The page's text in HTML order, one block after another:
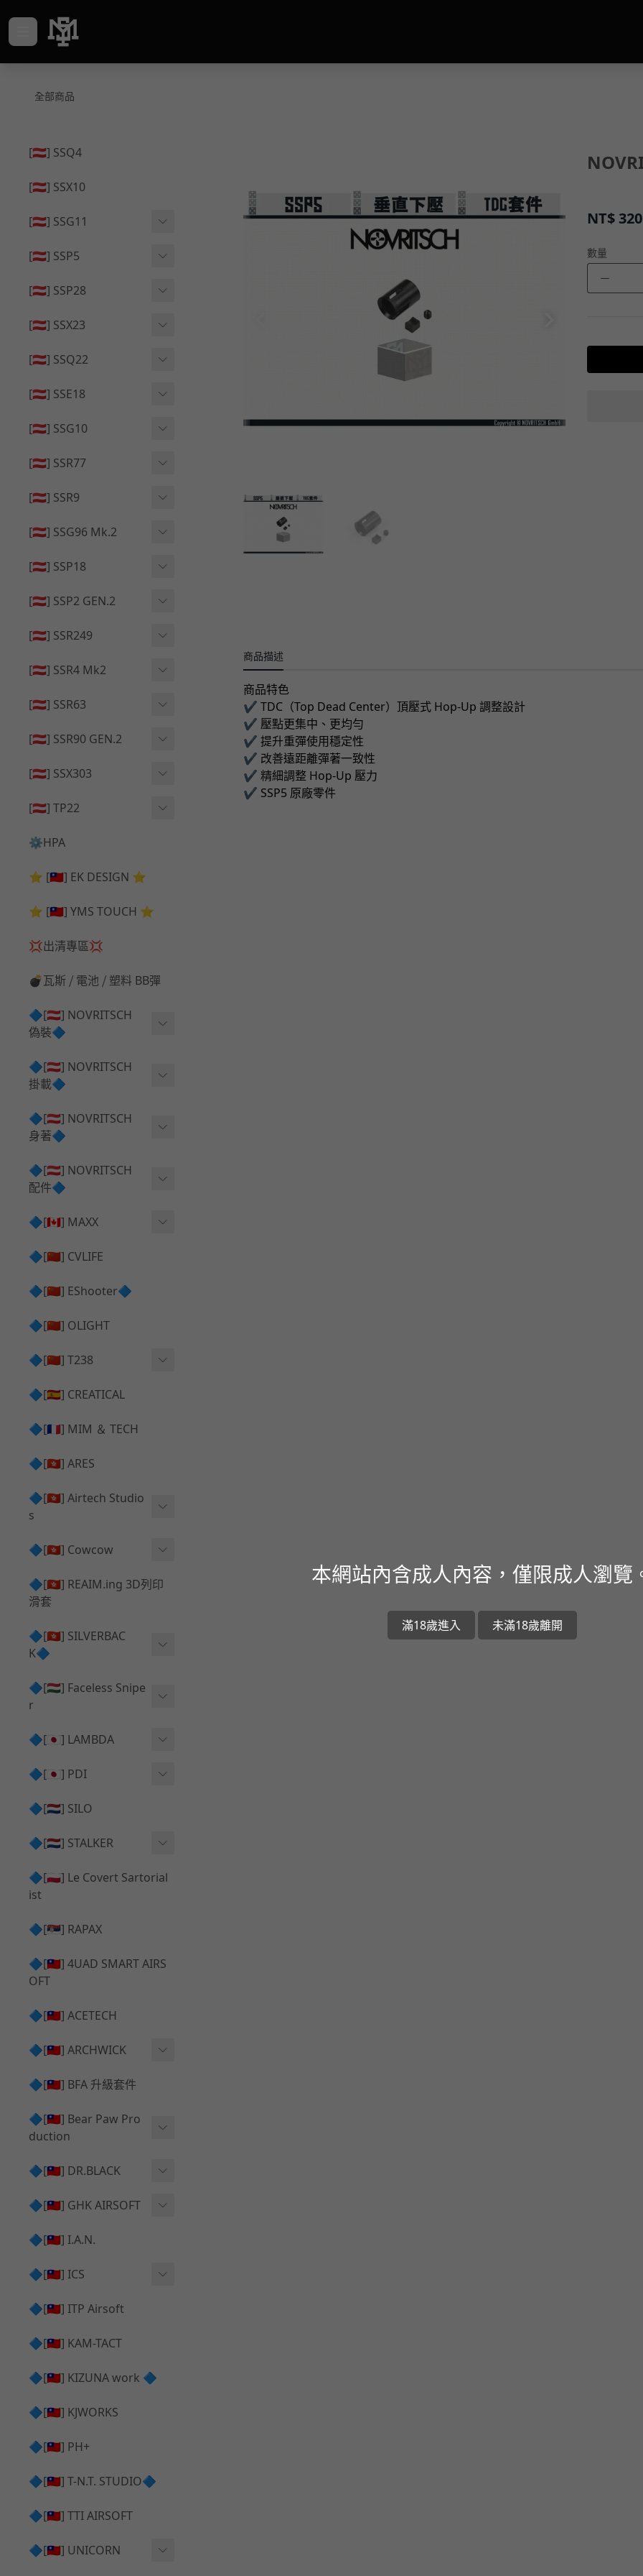
全部商品
[🇦🇹] SSQ4
[🇦🇹] SSX10
[🇦🇹] SSG11
🔄 原廠 ⧸ 零件
[🇦🇹] SSP5
🔄 原廠 ⧸ 零件
[🇦🇹] SSP28
🔄 原廠 ⧸ 零件
[🇦🇹] SSX23
🟦 主體 ⧸ 彈匣
[🇦🇹] SSQ22
🟦 主體 ⧸ 彈匣
[🇦🇹] SSE18
👁️‍🗨️ 外觀 ⧸ 色彩
[🇦🇹] SSG10
🟦 主體 ⧸ 彈匣
[🇦🇹] SSR77
🟦 主體 ⧸ 彈匣
[🇦🇹] SSR9
👁️‍🗨️ 外觀 ⧸ 色彩
[🇦🇹] SSG96 Mk.2
🆙 升級 ⧸ 部件
[🇦🇹] SSP18
👁️‍🗨️ 外觀 ⧸ 色彩
[🇦🇹] SSP2 GEN.2
🔄 原廠 ⧸ 零件
[🇦🇹] SSR249
🟦 主體 ⧸ 彈匣
[🇦🇹] SSR4 Mk2
🟦 主體 ⧸ 彈匣
[🇦🇹] SSR63
🆙 升級 ⧸ 部件
[🇦🇹] SSR90 GEN.2
🆙 升級 ⧸ 部件
[🇦🇹] SSX303
🔄 原廠 ⧸ 零件
🆙 升級 ⧸ 部件
[🇦🇹] TP22
🔄 原廠 ⧸ 零件
🆙 升級 ⧸ 部件
⚙️HPA
⭐ [🇹🇼] EK DESIGN ⭐
⭐ [🇹🇼] YMS TOUCH ⭐
💢出清專區💢
💣瓦斯 ⧸ 電池 ⧸ 塑料 BB彈
🔷[🇦🇹] NOVRITSCH
偽裝🔷
上衣夾克 ⧸ Jacket
兜帽 ⧸ Hood
手持 裝備 ⧸ 偽裝
披肩 ⧸ Shoulder Piece
onie
🔷[🇦🇹] NOVRITSCH
掛載🔷
AR ⧸ DMR 彈匣用
SMG ⧸ SSR90 彈匣用
腰包 ⧸ 萬用包
HPA 氣瓶袋 ⧸ 水袋包
手槍 彈匣用
🔷[🇦🇹] NOVRITSCH
身著🔷
闊邊帽 ⧸ Boonie Hat
戰術背心+前掛 ⧸ Plate Car
rier+Flap
tlebelt
護目鏡 ⧸ 除霧器
腰帶 ⧸ 腿掛
🔷[🇦🇹] NOVRITSCH
配件🔷
✅ 快拔槍套 ⧸ 槍背帶
✅ 槍架 ⧸ 訓練靶具 ⧸ 工具
🔷[🇨🇦] MAXX
AEG 活塞頭 ⧸ AEG Piston
HOP座 ⧸ HOP-UP
競速扳機 ⧸ Speed Trigger
彈匣釋放鈕 ⧸ Mag Releas
推嘴 ⧸ Nozzle
🔷[🇨🇳] CVLIFE
🔷[🇨🇳] EShooter🔷
🔷[🇨🇳] OLIGHT
🔷[🇨🇳] T238
電子扳機
發光器
🔷[🇪🇸] CREATICAL
🔷[🇫🇷] MIM ＆ TECH
🔷[🇭🇰] ARES
🔷[🇭🇰] Airtech Studio
s
VFC
G＆G
Krytac
KWA
Tokyo Marui
PROWIN
MAXX
SILVERBACK SRS
🔷[🇭🇰] Cowcow
TM Glock 系列
Action Army AAP01 系列
UMAREX VFC 系列
KWA⧸KSC系列
🔷[🇭🇰] REAIM.ing 3D列印
滑套
🔷[🇭🇰] SILVERBAC
K🔷
SRS ⧸ HTI 🟦 主體 ⧸ 彈匣
✅ 碳纖管 ⧸ 彈簧
TAC-41 👁️‍🗨️ 外觀 ⧸ 色彩
MDR-X 🟦 主體 ⧸ 彈匣
✅ 通用 ⧸ 精品
MDR-X 🔄 原廠 ⧸ 零件
TAC-41 🔄 原廠 ⧸ 零件
🔷[🇭🇺] Faceless Snipe
r
Mk23 ⧸ SSX23
SRS ⧸ HTI ⧸ TAC-41
🔷[🇯🇵] LAMBDA
Lambda 05 GBB 精密內管
Lambda 03 AEG 精密內管
Lambda 05 AEG 精密內管
🔷[🇯🇵] PDI
01 精密內管
05 精密內管
08 精密內管
🔷[🇳🇱] SILO
🔷[🇳🇱] STALKER
Action Army AAP01 升級
套件
HOP膠皮 ⧸ 下壓塊
件
[夢神⧸Morpheus] 不鏽鋼
內管
套件
[夢神⧸Morpheus] 碳鋼 內
管
🔷[🇵🇱] Le Covert Sartorial
ist
🔷[🇷🇸] RAPAX
🔷[🇹🇼] 4UAD SMART AIRS
OFT
🔷[🇹🇼] ACETECH
🔷[🇹🇼] ARCHWICK
衝鋒套件 Convertion Kit
MWS 升級組件
B＆T APC9 系列產品
B＆T SPR300系列產品
HOP膠皮
🔷[🇹🇼] BFA 升級套件
🔷[🇹🇼] Bear Paw Pro
duction
T-5000
🔷[🇹🇼] DR.BLACK
Hi-capa 彈匣外觀
維護保養
Hi-capa 上半外觀
Hi-capa 內部升級
🔷[🇹🇼] GHK AIRSOFT
AR ⧸ M4 GBB 原廠零件
AKM V3 主體 ＆ 原廠零件
G5 原廠零件
G17 GEN.3 原廠零件
AR ⧸ M4 GBB 升級套件
🔷[🇹🇼] I.A.N.
🔷[🇹🇼] ICS
Hi-Capa 維修零件
ICS 成槍
🔷[🇹🇼] ITP Airsoft
🔷[🇹🇼] KAM-TACT
🔷[🇹🇼] KIZUNA work 🔷
🔷[🇹🇼] KJWORKS
🔷[🇹🇼] PH+
🔷[🇹🇼] T-N.T. STUDIO🔷
🔷[🇹🇼] TTI AIRSOFT
🔷[🇹🇼] UNICORN
NT$320
數量
－
商品描述
商品特色
✔ TDC（Top Dead Center）頂壓式 Hop-Up 調整設計
✔ 壓點更集中、更均勻
✔ 提升重彈使用穩定性
✔ 改善遠距離彈著一致性
✔ 精細調整 Hop-Up 壓力
✔ SSP5 原廠零件
本網站內含成人內容，僅限成人瀏覽
滿18歲進入 未滿18歲離開